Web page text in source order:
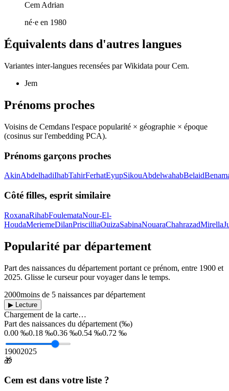
Cem Adrian
né·e en 1980
Équivalents dans d'autres langues
Variantes inter-langues recensées par Wikidata pourCem.
Jem
Prénoms proches
Voisins de Cemdans l'espace popularité × géographie × époque
(cosinus sur l'embedding PCA).
Prénoms garçons proches
AkinAbdelhadiIhabTahirFerhatEyupSikouAbdelwahabBelaid
Côté filles, esprit similaire
RoxanaRihabFoulemataNour-El-
HoudaMeriemeDilanPriscilliaOuizaSabinaNouaraChahrazadMirella
Popularité par département
Part des naissances du département portant ce prénom, entre 1900 et
2025. Glisse le curseur pour voyager dans le temps.
2000moins de 5 naissances par département
▶ Lecture
Chargement de la carte…
Part des naissances du département (‰)
0.00 ‰0.18 ‰0.36 ‰0.54 ‰0.72 ‰
19002025
🎁
Cem est dans votre liste ?